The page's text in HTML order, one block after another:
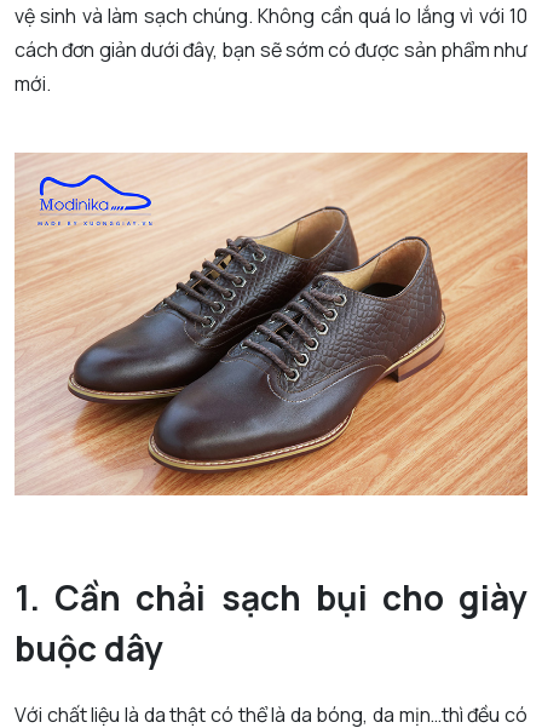
vệ sinh và làm sạch chúng. Không cần quá lo lắng vì với 10
cách đơn giản dưới đây, bạn sẽ sớm có được sản phẩm như
mới.
1. Cần chải sạch bụi cho giày
buộc dây
Với chất liệu là da thật có thể là da bóng, da mịn…thì đều có